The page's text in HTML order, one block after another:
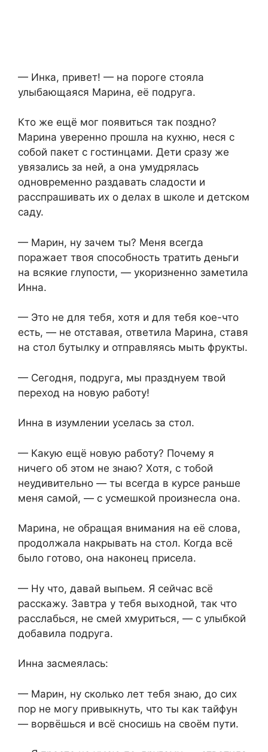
— Инка, привет! — на пороге стояла
улыбающаяся Марина, её подруга.
Кто же ещё мог появиться так поздно?
Марина уверенно прошла на кухню, неся с
собой пакет с гостинцами. Дети сразу же
увязались за ней, а она умудрялась
одновременно раздавать сладости и
расспрашивать их о делах в школе и детском
саду.
— Марин, ну зачем ты? Меня всегда
поражает твоя способность тратить деньги
на всякие глупости, — укоризненно заметила
Инна.
— Это не для тебя, хотя и для тебя кое-что
есть, — не отставая, ответила Марина, ставя
на стол бутылку и отправляясь мыть фрукты.
— Сегодня, подруга, мы празднуем твой
переход на новую работу!
Инна в изумлении уселась за стол.
— Какую ещё новую работу? Почему я
ничего об этом не знаю? Хотя, с тобой
неудивительно — ты всегда в курсе раньше
меня самой, — с усмешкой произнесла она.
Марина, не обращая внимания на её слова,
продолжала накрывать на стол. Когда всё
было готово, она наконец присела.
— Ну что, давай выпьем. Я сейчас всё
расскажу. Завтра у тебя выходной, так что
расслабься, не смей хмуриться, — с улыбкой
добавила подруга.
Инна засмеялась:
— Марин, ну сколько лет тебя знаю, до сих
пор не могу привыкнуть, что ты как тайфун
— ворвёшься и всё сносишь на своём пути.